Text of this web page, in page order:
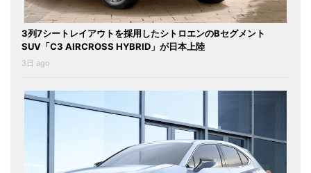
3列7シートレイアウトを採用したシトロエンのBセグメント
SUV「C3 AIRCROSS HYBRID」が日本上陸
3日 ago